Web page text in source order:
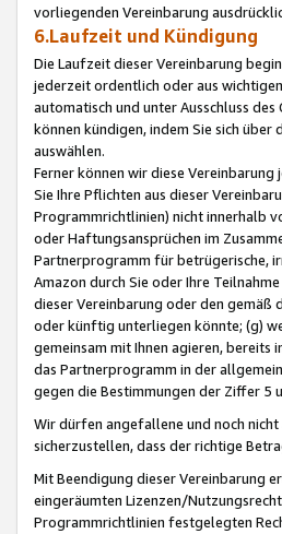
vorliegenden Vereinbarung
6.Laufzeit und Kündigung
Die Laufzeit dieser Vereinbarung
jederzeit ordentlich oder aus
automatisch und unter Ausschluss
können kündigen, indem Sie sich
auswählen.
Ferner können wir diese
Sie Ihre Pflichten aus dieser
Programmrichtlinien) nicht innerhalb
oder Haftungsansprüchen im
Partnerprogramm für betrügerische,
Amazon durch Sie oder Ihre
dieser Vereinbarung oder den
oder künftig unterliegen könnte; (g)
gemeinsam mit Ihnen agieren, bereits
das Partnerprogramm in der
gegen die Bestimmungen der Ziffer 5
Wir dürfen angefallene und noch
sicherzustellen, dass der richtige
Mit Beendigung dieser Vereinbarung
eingeräumten Lizenzen/
Programmrichtlinien festgelegten